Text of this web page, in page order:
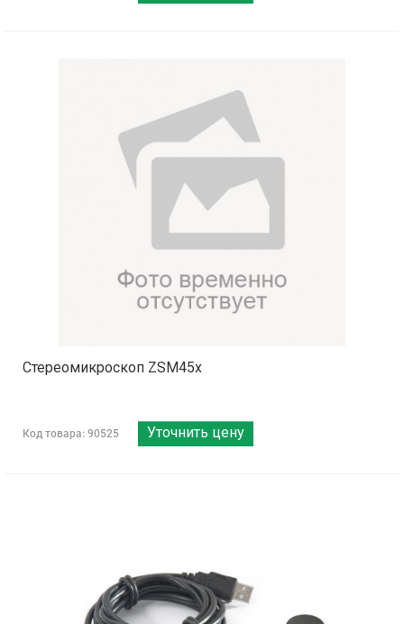
Стереомикроскоп ZSM45x
Код товара: 90525 Уточнить цену